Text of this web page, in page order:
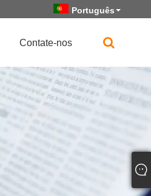
Português
Contate-nos